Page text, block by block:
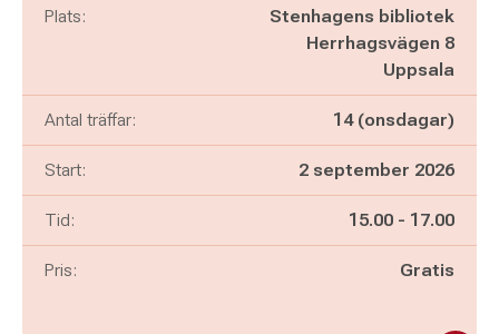
Plats:
Stenhagens bibliotek
Herrhagsvägen 8
Uppsala
Antal träffar: 14 (onsdagar)
Start: 2 september 2026
Tid: Pågår mellan
15.00 - och
17.00
Pris: Gratis